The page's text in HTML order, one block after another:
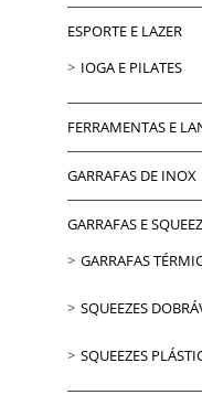
ESPORTE E LAZER
IOGA E PILATES
FERRAMENTAS E
GARRAFAS DE INOX
GARRAFAS E
GARRAFAS
SQUEEZES
SQUEEZES